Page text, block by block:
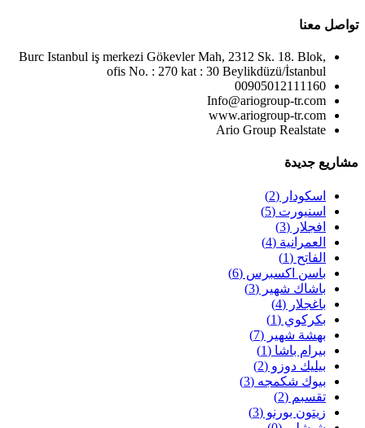
تواصل معنا
Burc Istanbul iş merkezi Gökevler Mah, 2312 Sk. 18. Blok,
ofis No. : 270 kat : 30 Beylikdüzü/İstanbul
00905012111160
Info@ariogroup-tr.com
www.ariogroup-tr.com
Ario Group Realstate
مشاريع جديدة
اسكودار (2)
اسنيورت (5)
افجلار (3)
العمرانية (4)
الفاتح (1)
باسن اكسبرس (6)
باشاك شهير (3)
باغجلار (4)
بكركوي (1)
بهشة شهير (7)
بيرام باشا (1)
بيليك دوزو (2)
بيوك شكمجه (3)
تقسبم (2)
زيتون بورنو (3)